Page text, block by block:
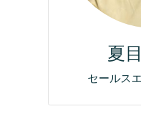
夏
セールス